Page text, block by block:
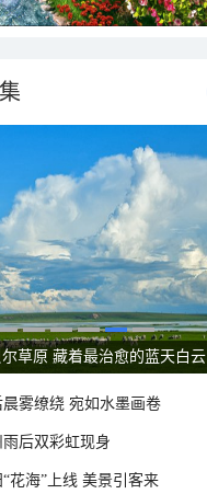
尔草原 藏着最治愈的蓝天白云
雾缭绕 宛如水墨画卷
后双彩虹现身
花海”上线 美景引客来